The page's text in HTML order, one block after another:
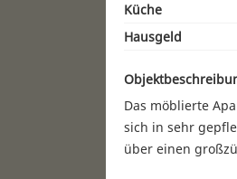
Küche
Hausgeld
Das möblierte
sich in sehr
über einen